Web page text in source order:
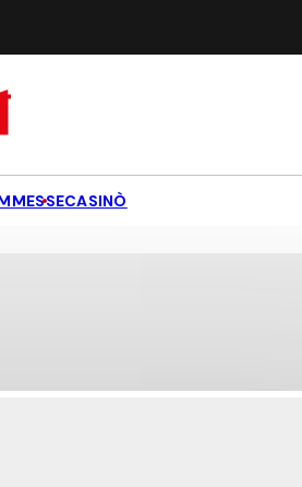
CASINÒ